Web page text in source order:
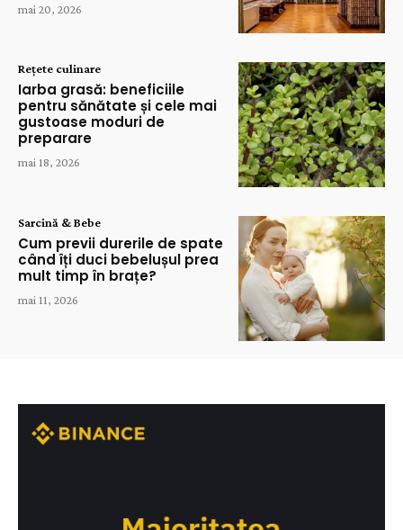
mai 20, 2026
Rețete culinare
Iarba grasă: beneficiile
pentru sănătate și cele mai
gustoase moduri de
preparare
mai 18, 2026
Sarcină & Bebe
Cum previi durerile de spate
când îți duci bebelușul prea
mult timp în brațe?
mai 11, 2026